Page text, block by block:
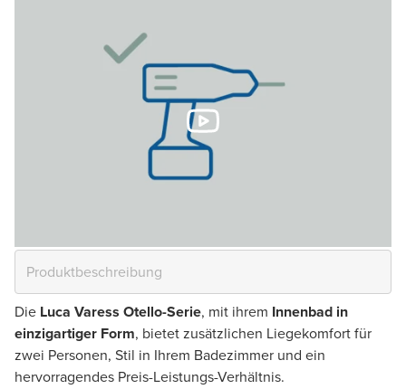
Die Luca Varess Otello-Serie, mit ihrem Innenbad in
einzigartiger Form, bietet zusätzlichen Liegekomfort für
zwei Personen, Stil in Ihrem Badezimmer und ein
hervorragendes Preis-Leistungs-Verhältnis.